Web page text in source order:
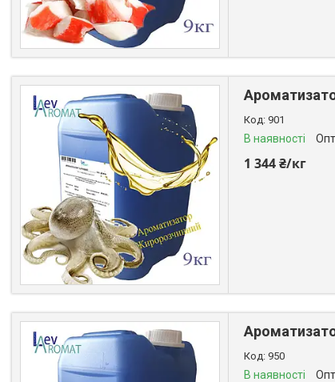
901
В наявності
1 344 ₴/кг
950
В наявності